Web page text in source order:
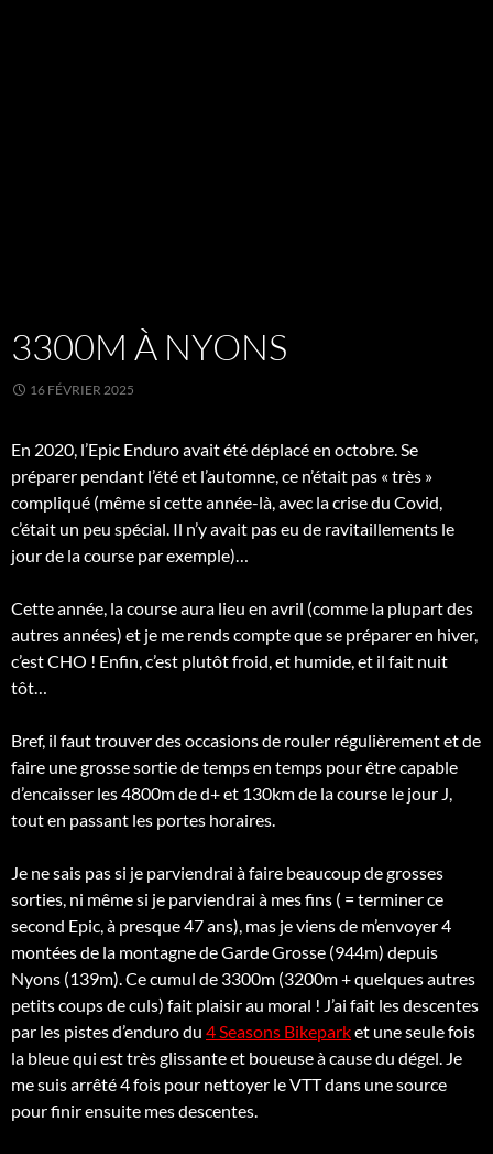
3300M À NYONS
16 FÉVRIER 2025
En 2020, l’Epic Enduro avait été déplacé en octobre. Se
préparer pendant l’été et l’automne, ce n’était pas « très »
compliqué (même si cette année-là, avec la crise du Covid,
c’était un peu spécial. Il n’y avait pas eu de ravitaillements le
jour de la course par exemple)…
Cette année, la course aura lieu en avril (comme la plupart des
autres années) et je me rends compte que se préparer en hiver,
c’est CHO ! Enfin, c’est plutôt froid, et humide, et il fait nuit
tôt…
Bref, il faut trouver des occasions de rouler régulièrement et de
faire une grosse sortie de temps en temps pour être capable
d’encaisser les 4800m de d+ et 130km de la course le jour J,
tout en passant les portes horaires.
Je ne sais pas si je parviendrai à faire beaucoup de grosses
sorties, ni même si je parviendrai à mes fins ( = terminer ce
second Epic, à presque 47 ans), mas je viens de m’envoyer 4
montées de la montagne de Garde Grosse (944m) depuis
Nyons (139m). Ce cumul de 3300m (3200m + quelques autres
petits coups de culs) fait plaisir au moral ! J’ai fait les descentes
par les pistes d’enduro du 4 Seasons Bikeparket une seule fois
la bleue qui est très glissante et boueuse à cause du dégel. Je
me suis arrêté 4 fois pour nettoyer le VTT dans une source
pour finir ensuite mes descentes.